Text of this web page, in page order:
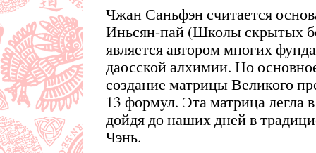
Чжан Саньфэн считается
Иньсян-пай (Школы скрытых
является автором многих
даосской алхимии. Но
создание матрицы Великого
13 формул. Эта матрица легла
дойдя до наших дней в
Чэнь.